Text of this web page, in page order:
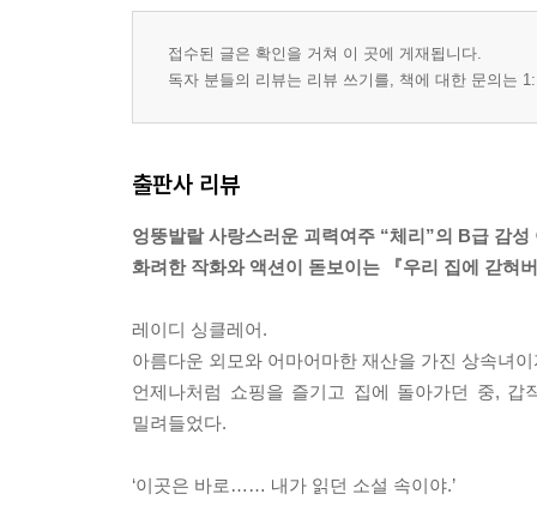
접수된 글은 확인을 거쳐 이 곳에 게재됩니다.
독자 분들의 리뷰는 리뷰 쓰기를, 책에 대한 문의는
출판사 리뷰
엉뚱발랄 사랑스러운 괴력여주 “체리”의 B급 감
화려한 작화와 액션이 돋보이는 『우리 집에 갇혀
레이디 싱클레어.
아름다운 외모와 어마어마한 재산을 가진 상속녀
언제나처럼 쇼핑을 즐기고 집에 돌아가던 중,
밀려들었다.
‘이곳은 바로…… 내가 읽던 소설 속이야.’